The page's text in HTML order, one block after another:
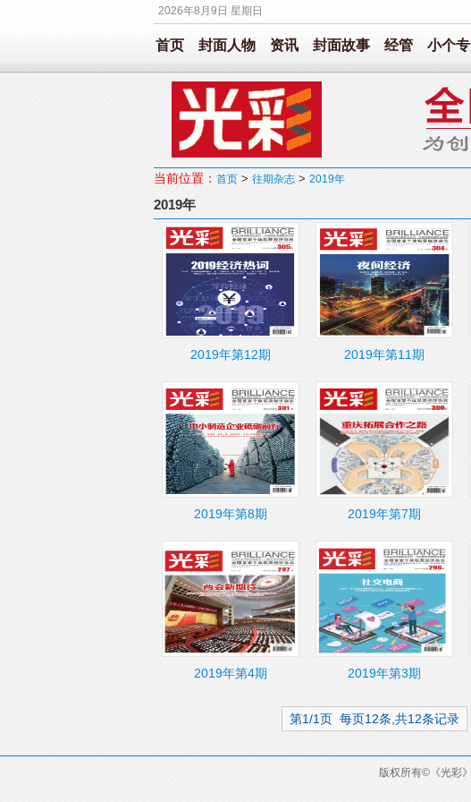
2026年8月9日 星期日
首页 封面人物 资讯 封面故事 经管 小个
当前位置： 首页 > 往期杂志 > 2019年
2019年
2019年第12期 2019年第11期
2019年第8期 2019年第7期
2019年第4期 2019年第3期
第1/1页 每页12条,共12条记录
版权所有©《光彩